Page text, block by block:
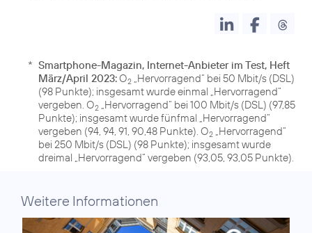
* Smartphone-Magazin, Internet-Anbieter im Test, Heft
März/April 2023:O2 „Hervorragend“ bei 50 Mbit/s (DSL)
(98 Punkte); insgesamt wurde einmal „Hervorragend“
vergeben. O2 „Hervorragend“ bei 100 Mbit/s (DSL) (97,85
Punkte); insgesamt wurde fünfmal „Hervorragend“
vergeben (94, 94, 91, 90,48 Punkte). O2 „Hervorragend“
bei 250 Mbit/s (DSL) (98 Punkte); insgesamt wurde
dreimal „Hervorragend“ vergeben (93,05, 93,05 Punkte).
Weitere Informationen